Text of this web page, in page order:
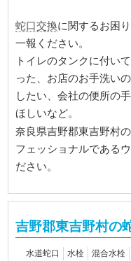
蛇口交換に関するお困
一報ください。
トイレのタンクに付い
った、お店のお手洗い
したい、会社の便所の
ほしいなど。
奈良県吉野郡東吉野村の
フェッショナルである
ださい。
吉野郡東吉野村の
水道蛇口 水栓 混合水栓